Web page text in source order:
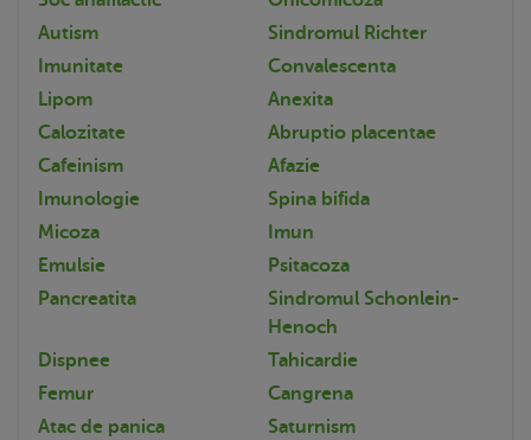
Autism
Sindromul Richter
Imunitate
Convalescenta
Lipom
Anexita
Calozitate
Abruptio placentae
Cafeinism
Afazie
Imunologie
Spina bifida
Micoza
Imun
Emulsie
Psitacoza
Pancreatita
Sindromul Schonlein-
Henoch
Dispnee
Tahicardie
Femur
Cangrena
Atac de panica
Saturnism